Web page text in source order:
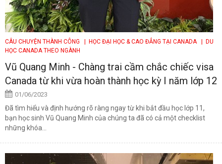
CÂU CHUYỆN THÀNH CÔNG | HỌC ĐẠI HỌC & CAO ĐẲNG TẠI CANADA
| DU
HỌC CANADA THEO NGÀNH
Vũ Quang Minh - Chàng trai cầm chắc chiếc visa
Canada từ khi vừa hoàn thành học kỳ I năm lớp 12
01/06/2023
Đã tìm hiểu và định hướng rõ ràng ngay từ khi bắt đầu học lớp 11,
bạn học sinh Vũ Quang Minh của chúng ta đã có cả một checklist
những khóa...